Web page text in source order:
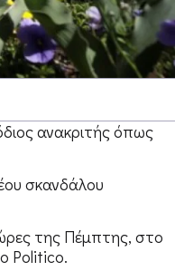
ανακριτής όπως
σκανδάλου
της Πέμπτης, στο
Politico.